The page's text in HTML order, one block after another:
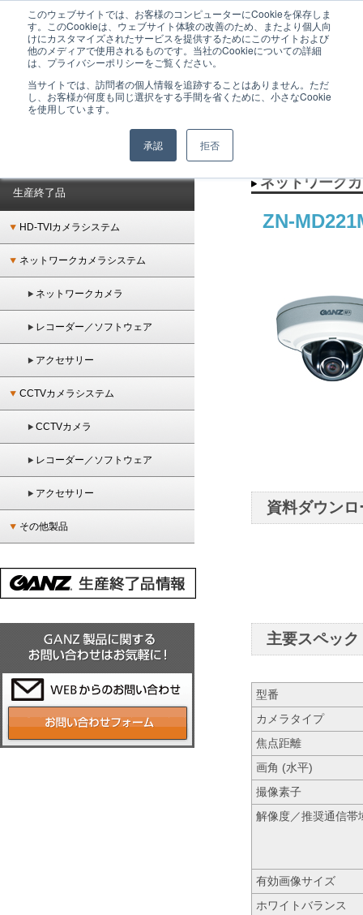
このウェブサイトでは、お客様のコンピューターにCookieを保存しま
す。このCookieは、ウェブサイト体験の改善のため、またより個人向
けにカスタマイズされたサービスを提供するためにこのサイトおよび
他のメディアで使用されるものです。当社のCookieについての詳細
は、プライバシーポリシーをご覧ください。
当サイトでは、訪問者の個人情報を追跡することはありません。ただ
し、お客様が何度も同じ選択をする手間を省くために、小さなCookie
を使用しています。
承認 拒否
GANZは監視カメラシステムをはじめとした、ネットワーク時代のトータルセキュリテ
ィシステムを提供するメーカーブランドです。
ネットワークカメラ ＞ ZN-MD221M
ネットワーク
ZN-
資料ダウンロ
主要スペック
型番
カメラタイプ
焦点距離
画角 (水平)
撮像素子
解像度／推奨通信帯
有効画像サイズ
ホワイトバランス
生産終了品
HD-TVIカメラシステム
ネットワークカメラシステム
ネットワークカメラ
レコーダー／ソフトウェア
アクセサリー
CCTVカメラシステム
CCTVカメラ
レコーダー／ソフトウェア
アクセサリー
その他製品